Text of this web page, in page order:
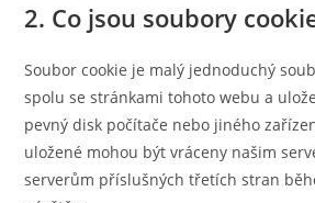
2. Co jsou soubory
Soubor cookie je malý jednoduchý
spolu se stránkami tohoto webu a
pevný disk počítače nebo jiného
uložené mohou být vráceny našim
serverům příslušných třetích stran